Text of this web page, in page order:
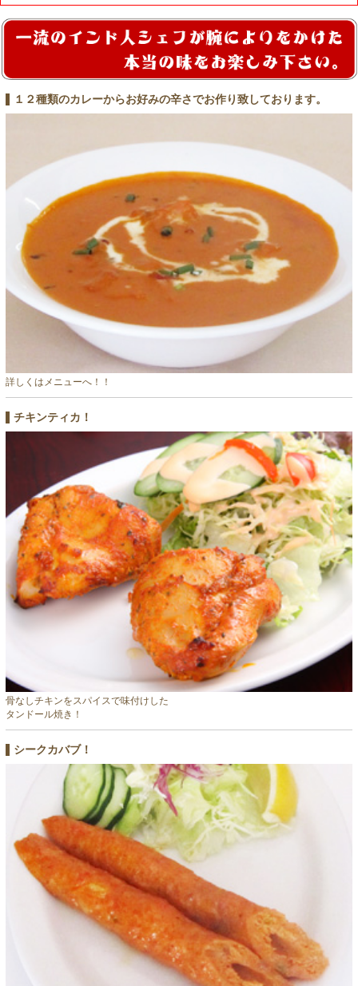
１２種類のカレーからお好みの辛さでお作り致しております。
詳しくはメニューへ！！
チキンティカ！
骨なしチキンをスパイスで味付けした
タンドール焼き！
シークカバブ！